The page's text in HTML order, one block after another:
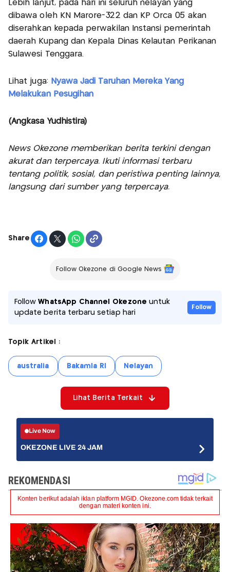
Lebih lanjut, pada hari ini seluruh nelayan yang
dibawa oleh KN Marore-322 dan KP Orca 05 akan
diserahkan kepada perwakilan Instansi pemerintah
daerah Kupang dan Kepala Dinas Kelautan Perikanan
Sulawesi Tenggara.
Lihat juga: Nyawa Jadi Taruhan Mereka Yang
Melakukan Pesugihan
(Angkasa Yudhistira)
News Okezone memberikan berita terkini dengan
akurat dan terpercaya. Ikuti informasi terbaru
tentang politik, sosial, dan peristiwa penting lainnya,
langsung dari sumber yang terpercaya.
Share
Follow Okezone di Google News
FollowWhatsApp Channel Okezone untuk
update berita terbaru setiap hari
Follow
Topik Artikel :
australia Bakamla RI Nelayan
Lihat Berita Terkait
Live Now
OKEZONE LIVE 24 JAM